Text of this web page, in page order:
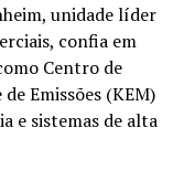
unidade líder
confia em
Centro de
Emissões (KEM)
e sistemas de alta